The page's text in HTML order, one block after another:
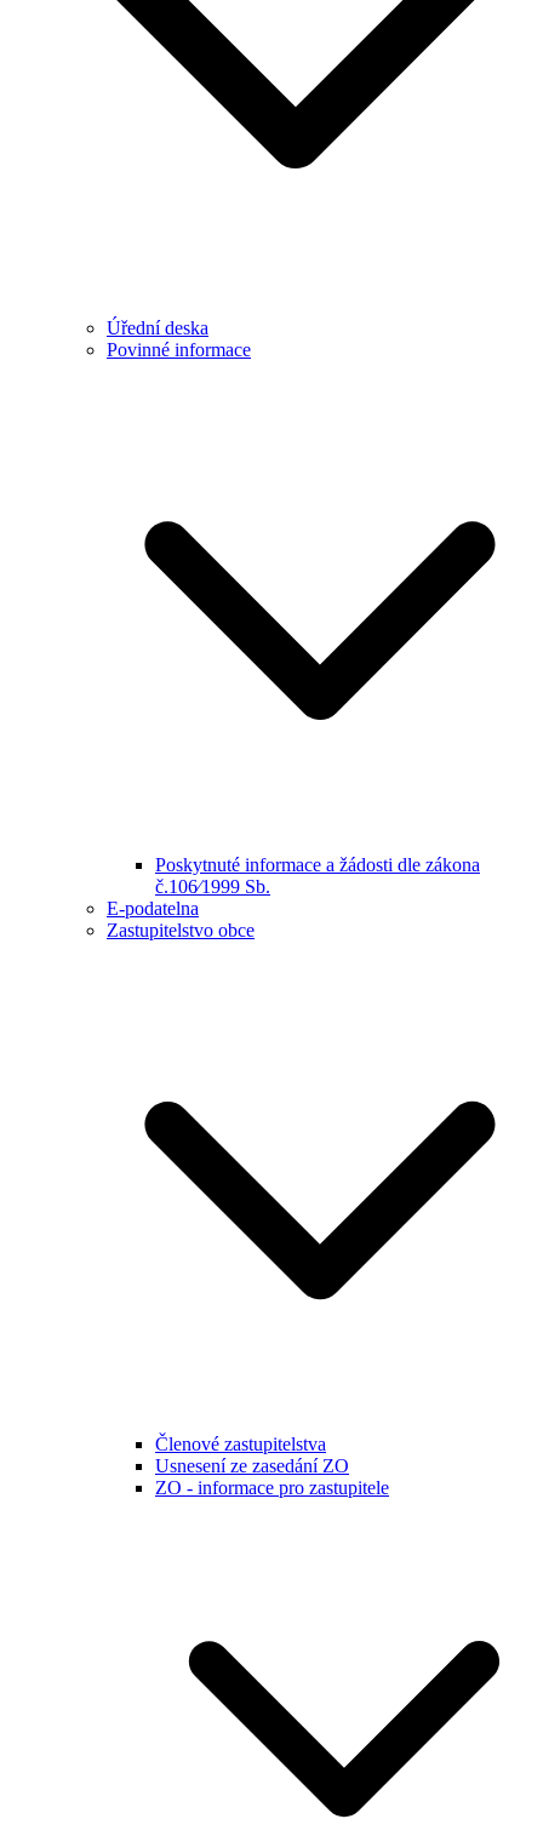
Úřední deska
Povinné informace
Poskytnuté informace a žádosti dle zákona
č.106⁄1999 Sb.
E-podatelna
Zastupitelstvo obce
Členové zastupitelstva
Usnesení ze zasedání ZO
ZO - informace pro zastupitele